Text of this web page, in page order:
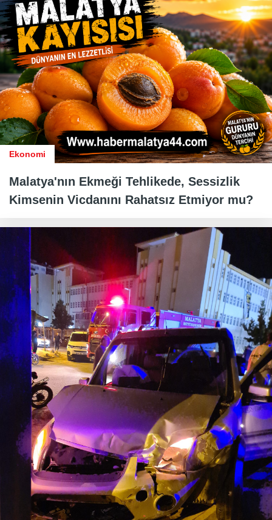
Ekonomi
Malatya'nın Ekmeği Tehlikede, Sessizlik
Kimsenin Vicdanını Rahatsız Etmiyor mu?